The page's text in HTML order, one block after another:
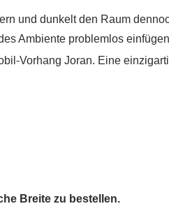
und dunkelt den Raum
Ambiente problemlos
Vorhang Joran. Eine
Breite zu bestellen.